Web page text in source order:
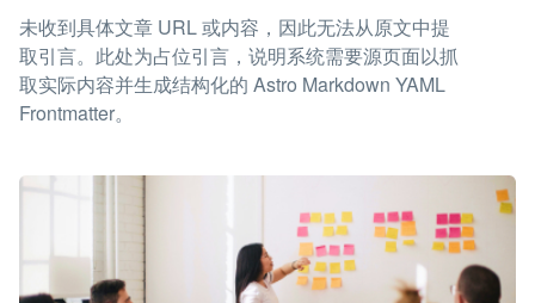
未收到具体文章 URL 或内容，因此无法从原文中提
取引言。此处为占位引言，说明系统需要源页面以抓
取实际内容并生成结构化的 Astro Markdown YAML
Frontmatter。